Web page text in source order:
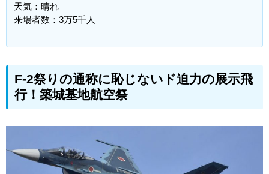
天気：晴れ
来場者数：3万5千人
F-2祭りの通称に恥じないド迫力の展示飛
行！築城基地航空祭